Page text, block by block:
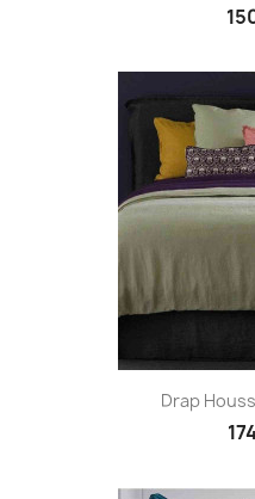
Drap